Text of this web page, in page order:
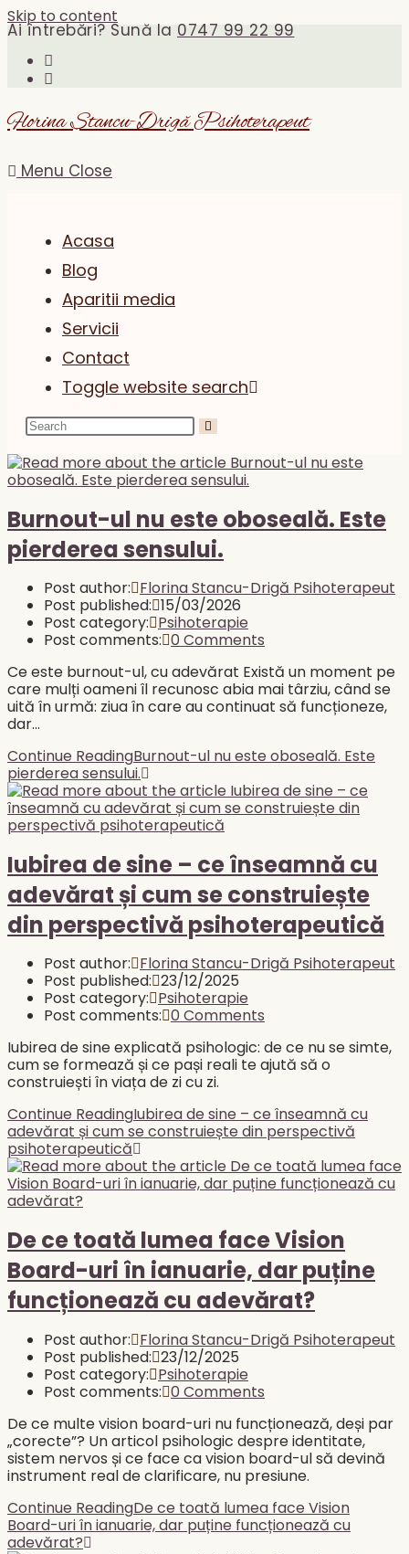
Skip to content
Ai întrebări? Sună la 0747 99 22 99
Florina Stancu-Drigă Psihoterapeut
Menu Close
Acasa
Blog
Aparitii media
Servicii
Contact
Toggle website search
Burnout-ul nu este oboseală. Este
pierderea sensului.
Post author: Florina Stancu-Drigă Psihoterapeut
Post published: 15/03/2026
Post category: Psihoterapie
Post comments: 0 Comments
Ce este burnout-ul, cu adevărat Există un moment pe
care mulți oameni îl recunosc abia mai târziu, când se
uită în urmă: ziua în care au continuat să funcționeze,
dar…
Continue ReadingBurnout-ul nu este oboseală. Este
pierderea sensului.
Iubirea de sine – ce înseamnă cu
adevărat și cum se construiește
din perspectivă psihoterapeutică
Post author: Florina Stancu-Drigă Psihoterapeut
Post published: 23/12/2025
Post category: Psihoterapie
Post comments: 0 Comments
Iubirea de sine explicată psihologic: de ce nu se simte,
cum se formează și ce pași reali te ajută să o
construiești în viața de zi cu zi.
Continue ReadingIubirea de sine – ce înseamnă cu
adevărat și cum se construiește din perspectivă
psihoterapeutică
De ce toată lumea face Vision
Board-uri în ianuarie, dar puține
funcționează cu adevărat?
Post author: Florina Stancu-Drigă Psihoterapeut
Post published: 23/12/2025
Post category: Psihoterapie
Post comments: 0 Comments
De ce multe vision board-uri nu funcționează, deși par
„corecte”? Un articol psihologic despre identitate,
sistem nervos și ce face ca vision board-ul să devină
instrument real de clarificare, nu presiune.
Continue ReadingDe ce toată lumea face Vision
Board-uri în ianuarie, dar puține funcționează cu
adevărat?